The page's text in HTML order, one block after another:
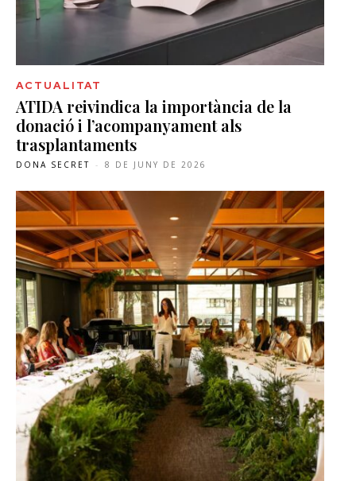
ACTUALITAT
ATIDA reivindica la importància de la
donació i l’acompanyament als
trasplantaments
DONA SECRET - 8 DE JUNY DE 2026